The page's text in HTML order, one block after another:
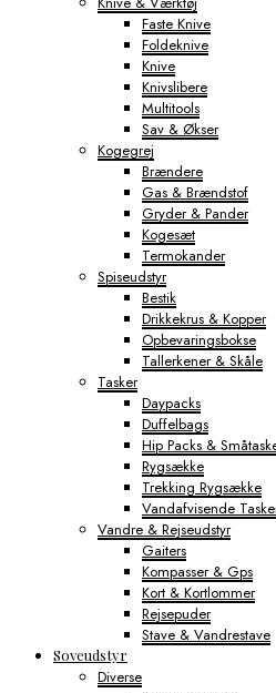
Faste Knive
Foldeknive
Knive
Knivslibere
Multitools
Sav & Økser
Kogegrej
Brændere
Gas & Brændstof
Gryder & Pander
Kogesæt
Termokander
Spiseudstyr
Bestik
Drikkekrus & Kopper
Opbevaringsbokse
Tallerkener & Skåle
Tasker
Daypacks
Duffelbags
Hip Packs &
Rygsække
Trekking Rygsække
Vandafvisende
Vandre & Rejseudstyr
Gaiters
Kompasser & Gps
Kort & Kortlommer
Rejsepuder
Stave & Vandrestave
Soveudstyr
Diverse